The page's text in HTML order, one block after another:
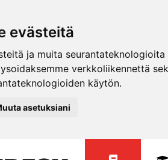
evästeitä
ja muita
verkkoliikennettä
käytön.
asetuksiani